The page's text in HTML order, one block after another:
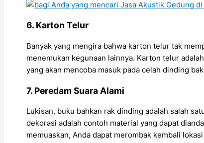
6. Karton Telur
Banyak yang mengira bahwa karton telur tak
menemukan kegunaan lainnya. Karton telur
yang akan mencoba masuk pada celah dinding
7. Peredam Suara Alami
Lukisan, buku bahkan rak dinding adalah salah
dekorasi adalah contoh material yang dapat
memuaskan, Anda dapat merombak kembali